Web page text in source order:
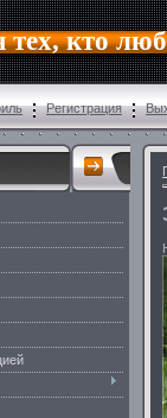
тех, кто
Регистрация